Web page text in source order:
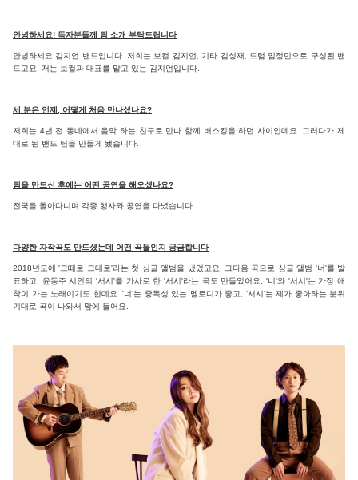
안녕하세요! 독자분들께 팀 소개 부탁드립니다
안녕하세요 김지언 밴드입니다. 저희는 보컬 김지언, 기타 김성재, 드럼 임정민으로 구성된 밴
드고요. 저는 보컬과 대표를 맡고 있는 김지언입니다.
세 분은 언제, 어떻게 처음 만나셨나요?
저희는 4년 전 동네에서 음악 하는 친구로 만나 함께 버스킹을 하던 사이인데요. 그러다가 제
대로 된 밴드 팀을 만들게 됐습니다.
팀을 만드신 후에는 어떤 공연을 해오셨나요?
전국을 돌아다니며 각종 행사와 공연을 다녔습니다.
다양한 자작곡도 만드셨는데 어떤 곡들인지 궁금합니다
2018년도에 '그때로 그대로'라는 첫 싱글 앨범을 냈었고요. 그다음 곡으로 싱글 앨범 '너'를 발
표하고, 윤동주 시인의 '서시'를 가사로 한 '서시'라는 곡도 만들었어요. '너'와 '서시'는 가장 애
착이 가는 노래이기도 한데요. '너'는 중독성 있는 멜로디가 좋고, '서시'는 제가 좋아하는 분위
기대로 곡이 나와서 맘에 들어요.